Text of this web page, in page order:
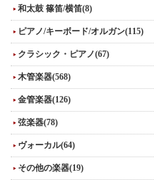
和太鼓 篠笛/横笛(8)
ピアノ/キーボード/オルガン(115)
クラシック・ピアノ(67)
木管楽器(568)
金管楽器(126)
弦楽器(78)
ヴォーカル(64)
その他の楽器(19)